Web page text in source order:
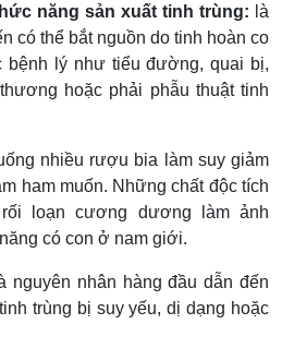
năng sản xuất tinh trùng: là
có thể bắt nguồn do tinh hoàn co
bệnh lý như tiểu đường, quai bị,
hoặc phải phẫu thuật tinh
nhiều rượu bia làm suy giảm
ham muốn. Những chất độc tích
loạn cương dương làm ảnh
có con ở nam giới.
nguyên nhân hàng đầu dẫn đến
trùng bị suy yếu, dị dạng hoặc